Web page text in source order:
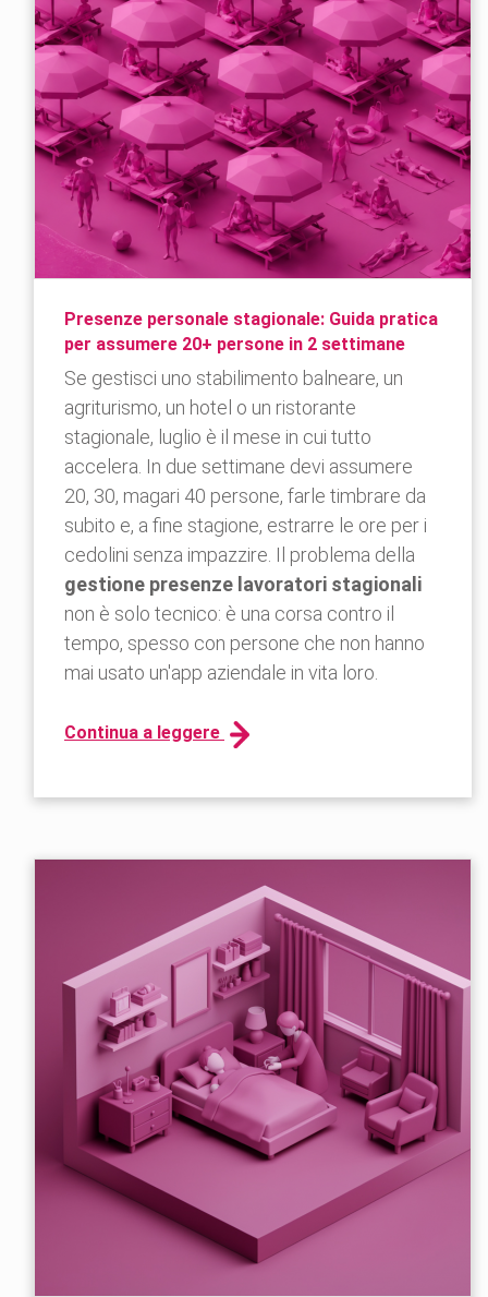
Presenze personale stagionale: Guida pratica
per assumere 20+ persone in 2 settimane
Se gestisci uno stabilimento balneare, un
agriturismo, un hotel o un ristorante
stagionale, luglio è il mese in cui tutto
accelera. In due settimane devi assumere
20, 30, magari 40 persone, farle timbrare da
subito e, a fine stagione, estrarre le ore per i
cedolini senza impazzire. Il problema della
gestione presenze lavoratori stagionali
non è solo tecnico: è una corsa contro il
tempo, spesso con persone che non hanno
mai usato un'app aziendale in vita loro.
Continua a leggere